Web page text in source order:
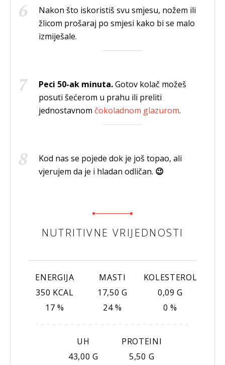
Nakon što iskoristiš svu smjesu, nožem ili
žlicom prošaraj po smjesi kako bi se malo
izmiješale.
Peci 50-ak minuta.Gotov kolač možeš
posuti šećerom u prahu ili preliti
jednostavnom čokoladnom glazurom.
Kod nas se pojede dok je još topao, ali
vjerujem da je i hladan odličan. 😉
NUTRITIVNE VRIJEDNOSTI
ENERGIJA
350 KCAL
17 %
MASTI
17,50 G
24 %
KOLESTEROL
0,09 G
0 %
UH
43,00 G
PROTEINI
5,50 G